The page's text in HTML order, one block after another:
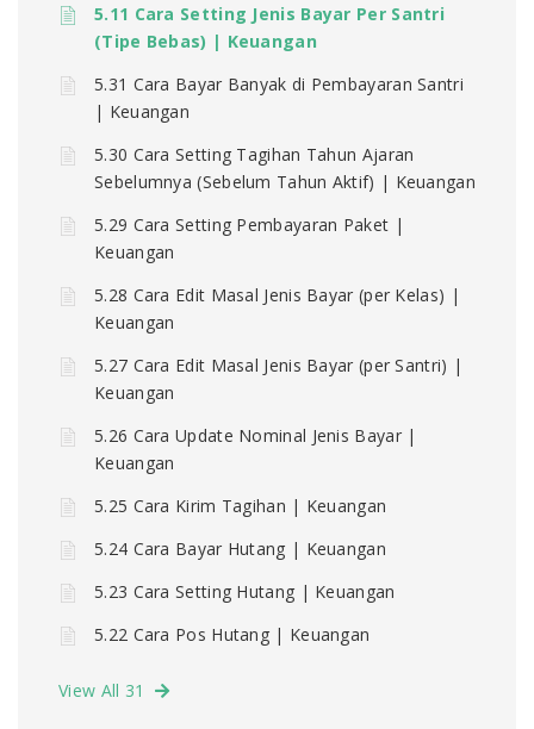
5.11 Cara Setting Jenis Bayar Per Santri
(Tipe Bebas) | Keuangan
5.31 Cara Bayar Banyak di Pembayaran Santri
| Keuangan
5.30 Cara Setting Tagihan Tahun Ajaran
Sebelumnya (Sebelum Tahun Aktif) | Keuangan
5.29 Cara Setting Pembayaran Paket |
Keuangan
5.28 Cara Edit Masal Jenis Bayar (per Kelas) |
Keuangan
5.27 Cara Edit Masal Jenis Bayar (per Santri) |
Keuangan
5.26 Cara Update Nominal Jenis Bayar |
Keuangan
5.25 Cara Kirim Tagihan | Keuangan
5.24 Cara Bayar Hutang | Keuangan
5.23 Cara Setting Hutang | Keuangan
5.22 Cara Pos Hutang | Keuangan
View All 31